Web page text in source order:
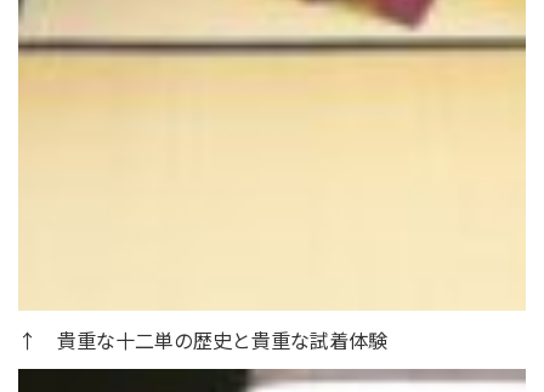
↑ 貴重な十二単の歴史と貴重な試着体験